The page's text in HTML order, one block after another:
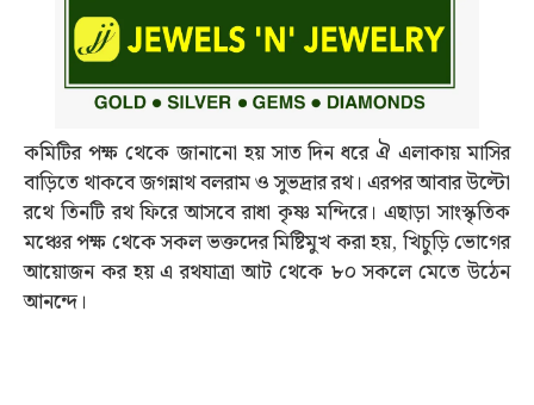
কমিটির পক্ষ থেকে জানানো হয় সাত দিন ধরে ঐ এলাকায় মাসির
বাড়িতে থাকবে জগন্নাথ বলরাম ও সুভদ্রার রথ। এরপর আবার উল্টো
রথে তিনটি রথ ফিরে আসবে রাধা কৃষ্ণ মন্দিরে। এছাড়া সাংস্কৃতিক
মঞ্চের পক্ষ থেকে সকল ভক্তদের মিষ্টিমুখ করা হয়, খিচুড়ি ভোগের
আয়োজন কর হয় এ রথযাত্রা আট থেকে ৮০ সকলে মেতে উঠেন
আনন্দে।